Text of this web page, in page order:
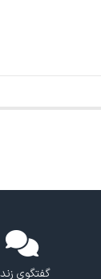
گفتگوی